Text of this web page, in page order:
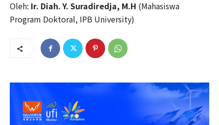
Oleh: Ir. Diah. Y. Suradiredja, M.H (Mahasiswa
Program Doktoral, IPB University)